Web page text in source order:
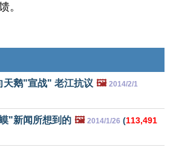
。
天鹅"宣战" 老江抗议 🖼️ 2014/2/1
"新闻所想到的 🖼️ 2014/1/26 (113,491